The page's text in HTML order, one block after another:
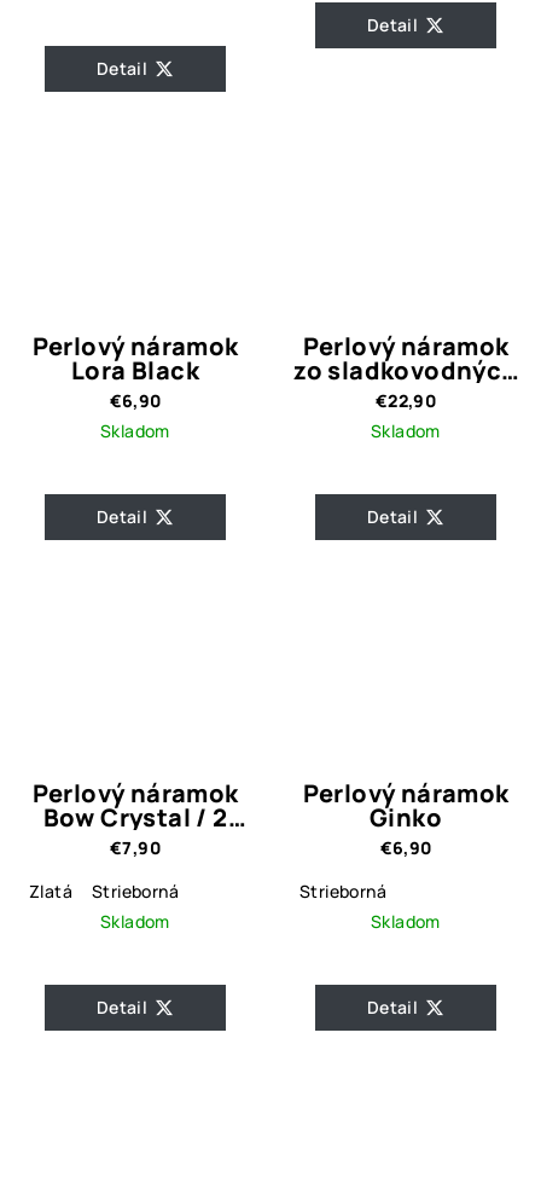
Detail
Detail
Perlový náramok
Lora Black
€6,90
Skladom
Detail
Perlový náramok
zo sladkovodných
perál 2.
€22,90
Skladom
Detail
Perlový náramok
Bow Crystal / 2
prevedenia
€7,90
Zlatá
Strieborná
Skladom
Detail
Perlový náramok
Ginko
€6,90
Strieborná
Skladom
Detail